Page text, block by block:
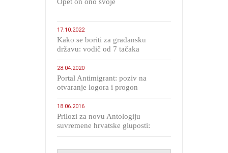
​Opet on ono svoje
17.10.2022
Kako se boriti za građansku
državu: vodič od 7 tačaka
28.04.2020
Portal Antimigrant: poziv na
otvaranje logora i progon
18.06.2016
Prilozi za novu Antologiju
suvremene hrvatske gluposti: